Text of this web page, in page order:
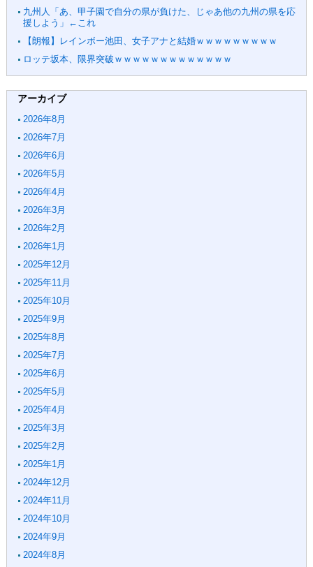
九州人「あ、甲子園で自分の県が負けた、じゃあ他の九州の県を応
援しよう」←これ
【朗報】レインボー池田、女子アナと結婚ｗｗｗｗｗｗｗｗｗ
ロッテ坂本、限界突破ｗｗｗｗｗｗｗｗｗｗｗｗｗ
アーカイブ
2026年8月
2026年7月
2026年6月
2026年5月
2026年4月
2026年3月
2026年2月
2026年1月
2025年12月
2025年11月
2025年10月
2025年9月
2025年8月
2025年7月
2025年6月
2025年5月
2025年4月
2025年3月
2025年2月
2025年1月
2024年12月
2024年11月
2024年10月
2024年9月
2024年8月